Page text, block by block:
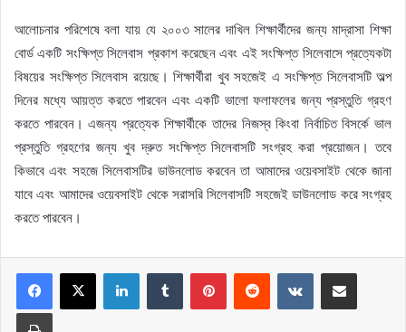
আলোচনার পরিশেষে বলা যায় যে ২০০৩ সালের দাখিল শিক্ষার্থীদের জন্য মাদ্রাসা শিক্ষা
বোর্ড একটি সংক্ষিপ্ত সিলেবাস প্রকাশ করেছেন এবং এই সংক্ষিপ্ত সিলেবাসে প্রত্যেকটা
বিষয়ের সংক্ষিপ্ত সিলেবাস রয়েছে। শিক্ষার্থীরা খুব সহজেই এ সংক্ষিপ্ত সিলেবাসটি অল্প
দিনের মধ্যে আয়ত্ত করতে পারবেন এবং একটি ভালো ফলাফলের জন্য প্রস্তুতি গ্রহণ
করতে পারবেন। এজন্য প্রত্যেক শিক্ষার্থীকে তাদের নিজস্ব কিংবা নির্বাচিত বিসর্কে ভাল
প্রস্তুতি গ্রহণের জন্য খুব দ্রুত সংক্ষিপ্ত সিলেবাসটি সংগ্রহ করা প্রয়োজন। তবে
কিভাবে এবং সহজে সিলেবাসটির ডাউনলোড করবেন তা আমাদের ওয়েবসাইট থেকে জানা
যাবে এবং আমাদের ওয়েবসাইট থেকে সরাসরি সিলেবাসটি সহজেই ডাউনলোড করে সংগ্রহ
করতে পারবেন।
LinkedInTumblr PinterestReddit VKontakteShare via Email
Print